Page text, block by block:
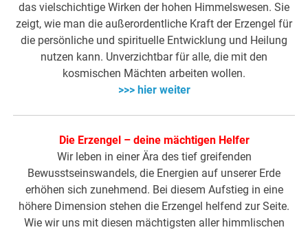
das vielschichtige Wirken der hohen Himmelswesen. Sie
zeigt, wie man die außerordentliche Kraft der Erzengel für
die persönliche und spirituelle Entwicklung und Heilung
nutzen kann. Unverzichtbar für alle, die mit den
kosmischen Mächten arbeiten wollen.
>>> hier weiter
Die Erzengel – deine mächtigen Helfer
Wir leben in einer Ära des tief greifenden
Bewusstseinswandels, die Energien auf unserer Erde
erhöhen sich zunehmend. Bei diesem Aufstieg in eine
höhere Dimension stehen die Erzengel helfend zur Seite.
Wie wir uns mit diesen mächtigsten aller himmlischen